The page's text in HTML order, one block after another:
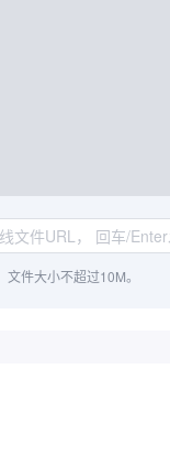
文件大小不超过10M。